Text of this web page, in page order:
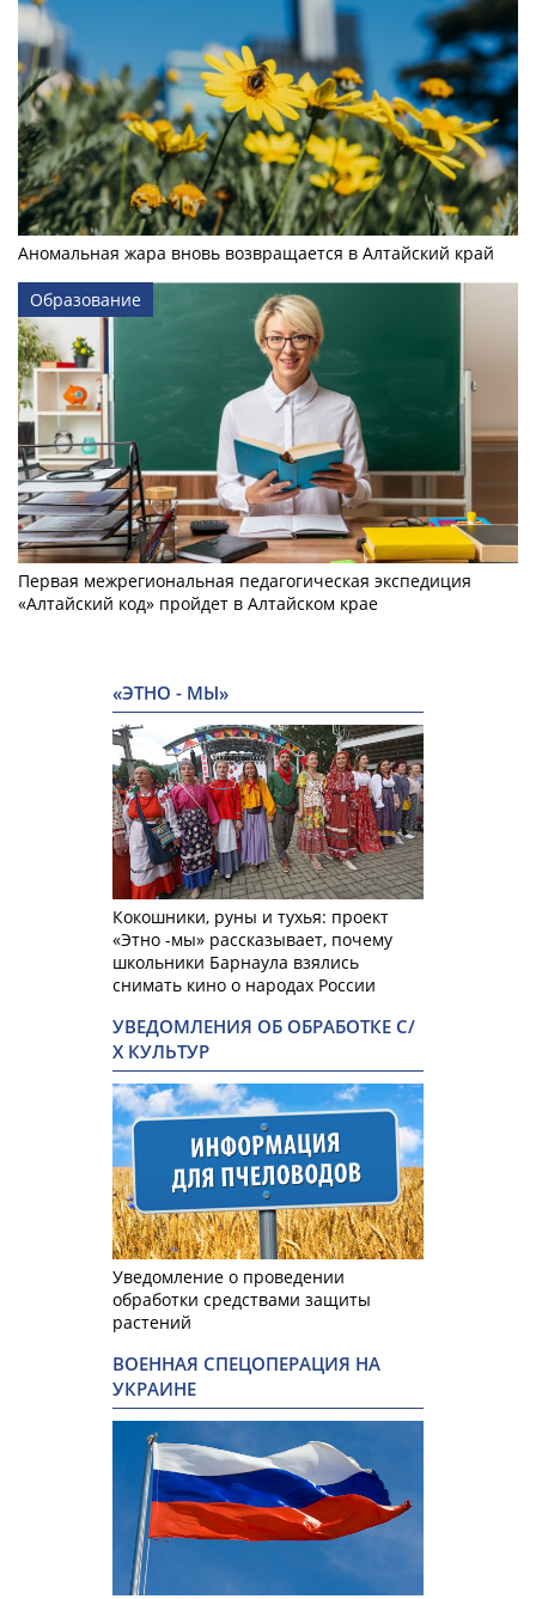
Аномальная жара вновь возвращается в Алтайский край
Образование
Первая межрегиональная педагогическая экспедиция
«Алтайский код» пройдет в Алтайском крае
«ЭТНО - МЫ»
Кокошники, руны и тухья: проект
«Этно -мы» рассказывает, почему
школьники Барнаула взялись
снимать кино о народах России
УВЕДОМЛЕНИЯ ОБ ОБРАБОТКЕ С/
Х КУЛЬТУР
Уведомление о проведении
обработки средствами защиты
растений
ВОЕННАЯ СПЕЦОПЕРАЦИЯ НА
УКРАИНЕ